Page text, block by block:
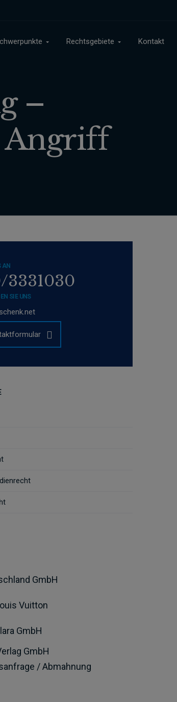
Rechtsgebiete Kontakt
–
Angriff
AN
3331030
SIE UNS
GmbH
Vuitton
GmbH
GmbH
/ Abmahnung